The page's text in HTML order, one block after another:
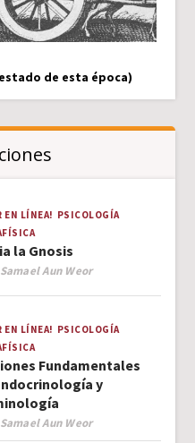
de esta época)
EN LÍNEA! PSICOLOGÍA
la Gnosis
Aun Weor
EN LÍNEA! PSICOLOGÍA
Fundamentales
y
Aun Weor